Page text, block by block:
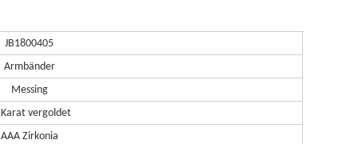
JB1800405
Armbänder
Messing
Karat vergoldet
AAA Zirkonia